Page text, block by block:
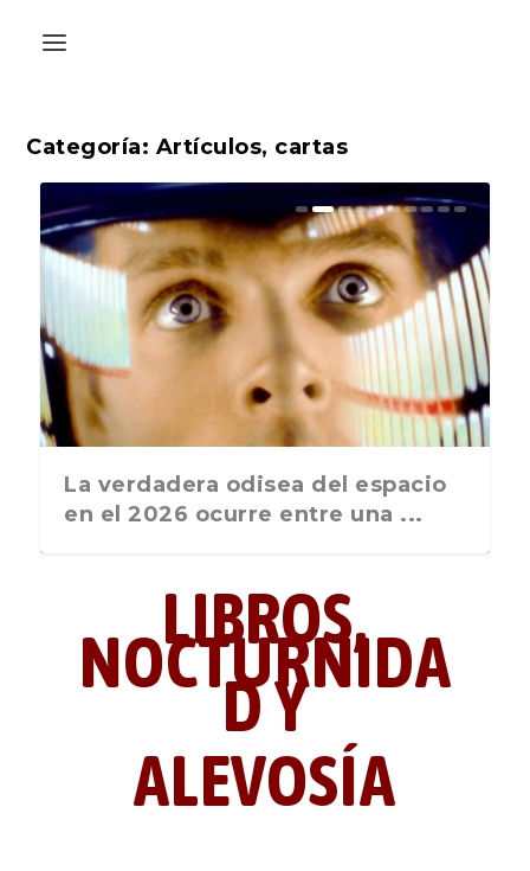
Categoría: Artículos, cartas
La última postal de la temporada
nos recuerda que nos vamos ...
La verdadera odisea del espacio
en el 2026 ocurre entre una ...
LIBROS,
NOCTURNIDA
D Y
ALEVOSÍA